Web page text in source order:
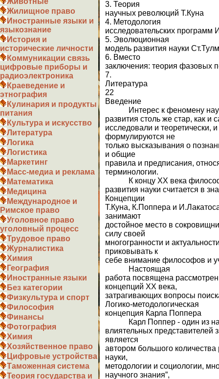
Жилищное право
Иностранные языки и
языкознание
История и
исторические личности
Коммуникации связь
цифровые приборы и
радиоэлектроника
Краеведение и
этнография
Кулинария и продукты
питания
Культура и искусство
Литература
Логика
Логистика
Маркетинг
Масс-медиа и реклама
Математика
Медицина
Международное и
Римское право
Уголовное право
уголовный процесс
Трудовое право
Журналистика
Химия
География
Иностранные языки
Без категории
Физкультура и спорт
Философия
Финансы
Фотография
Химия
Хозяйственное право
Цифровые устройства
Таможенная система
Теория государства и
3. Теория
научных
4. Методология
исследовательских
5. Эволюционная
модель развития
6. Вместо
заключения: теория
7.
22
Введение
Интерес к феномену
развития столь же стар, как
исследовали и теоретически,
формулируются не
только высказывания о
и общие
правила и предписания,
терминологии.
К концу XX века
развития науки считается в
Концепции
Т.Куна, К.Поппера и
занимают
достойное место в
силу своей
многогранности и
приковывать к
себе внимание философов и
Настоящая
работа посвящена
концепций XX века,
затрагивающих вопросы
Логико-методологическая
концепция Карла Поппера
Карл Поппер - один из
влиятельных
является
автором большого
науки,
методологии и социологии,
научного знания”,